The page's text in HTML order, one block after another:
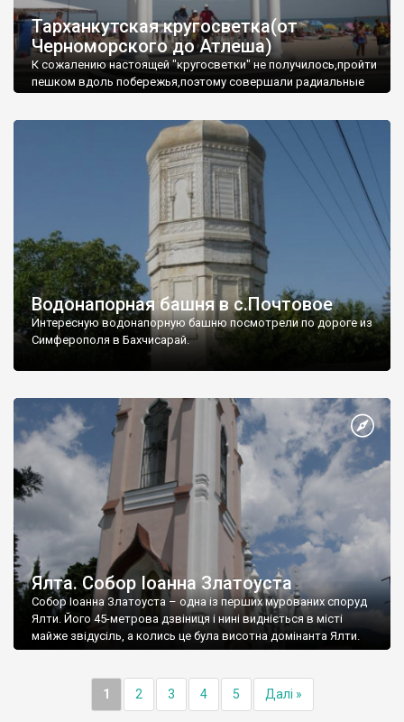
Тарханкутская кругосветка(от
Черноморского до Атлеша)
К сожалению настоящей "кругосветки" не получилось,пройти
пешком вдоль побережья,поэтому совершали радиальные
Водонапорная башня в с.Почтовое
Интересную водонапорную башню посмотрели по дороге из
Симферополя в Бахчисарай.
Ялта. Собор Іоанна Златоуста
Собор Іоанна Златоуста – одна із перших мурованих споруд
Ялти. Його 45-метрова дзвіниця і нині видніється в місті
майже звідусіль, а колись це була висотна домінанта Ялти.
1 2 3 4 5 Далі »